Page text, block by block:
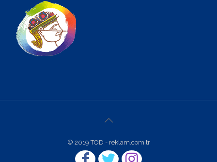
© 2019 TOD - reklam.com.tr